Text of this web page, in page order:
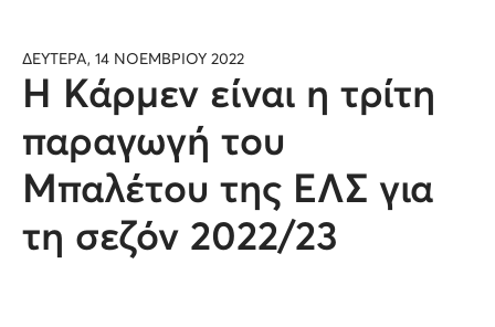
ΔΕΥΤΕΡΑ, 14 ΝΟΕΜΒΡΙΟΥ 2022
Η Κάρμεν είναι η τρίτη
παραγωγή του
Μπαλέτου της ΕΛΣ για
τη σεζόν 2022/23